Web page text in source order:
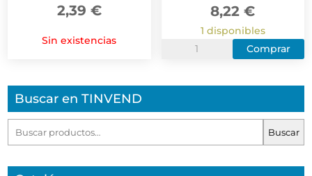
2,39 €
Sin existencias
8,22€
1 disponibles
Vention
a
27W
Comprar
Buscar en TINVEND
Buscar
por:
Buscar